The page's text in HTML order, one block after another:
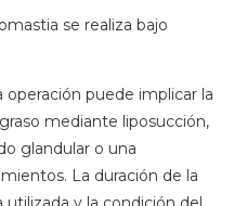
se realiza bajo
operación puede implicar la
mediante liposucción,
glandular o una
La duración de la